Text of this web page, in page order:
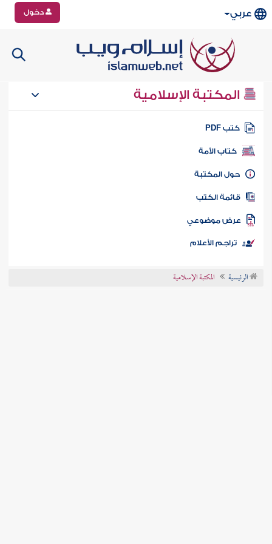
عربي دخول
المكتبة الإسلامية
كتب PDF
كتاب الأمة
المكتبة
الكتب
موضوعي
تراجم الأعلام
الرئيسية المكتبة الإسلامية